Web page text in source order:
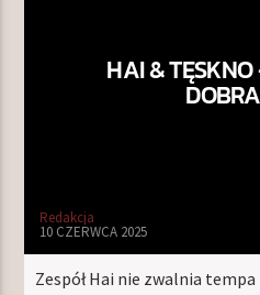
HAI &
Redakcja
10 CZERWCA 2025
Zespół Hai nie zwalnia